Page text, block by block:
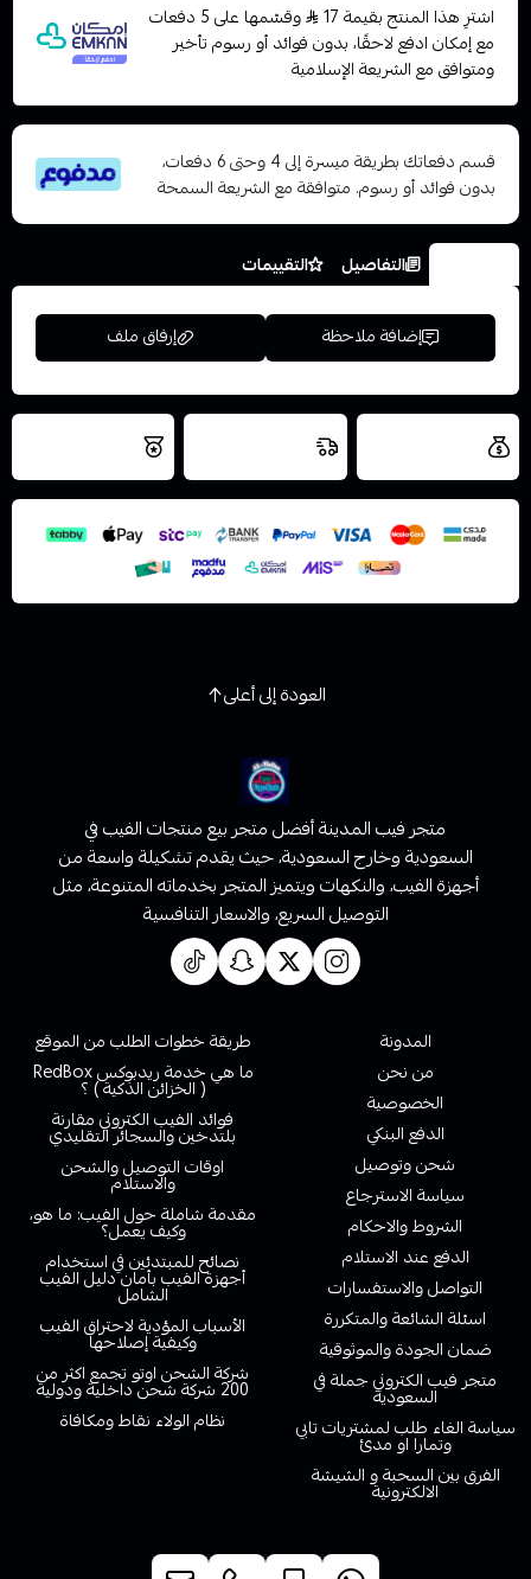
اشترِ هذا المنتج بقيمة 17
وقسّمها على 5 دفعات
مع إمكان ادفع لاحقًا، بدون فوائد أو رسوم تأخير
ومتوافق مع الشريعة الإسلامية
قسم دفعاتك بطريقة ميسرة إلى 4 وحتى 6 دفعات،
بدون فوائد أو رسوم. متوافقة مع الشريعة السمحة
التفاصيل التقييمات
إضافة ملاحظة إرفاق ملف
اسحب و افلت الملف هنا
استعراض
نتميز بلجودة
العودة إلى أعلى
متجر فيب المدينة أفضل متجر بيع منتجات الفيب في
السعودية وخارج السعودية، حيث يقدم تشكيلة واسعة من
أجهزة الفيب، والنكهات ويتميز المتجر بخدماته المتنوعة، مثل
التوصيل السريع، والاسعار التنافسية
المدونة
من نحن
الخصوصية
الدفع البنكي
شحن وتوصيل
سياسة الاسترجاع
الشروط والاحكام
الدفع عند الاستلام
التواصل والاستفسارات
اسئلة الشائعة والمتكررة
ضمان الجودة والموثوقية
متجر فيب الكتروني جملة في
السعودية
سياسة الغاء طلب لمشتريات تابي
وتمارا او مدئ
الفرق بين السحبة و الشيشة
الالكترونية
طريقة خطوات الطلب من الموقع
ما هي خدمة ريدبوكس RedBox
( الخزائن الذكية ) ؟
فوائد الفيب الكتروني مقارنة
بلتدخين والسجائر التقليدي
اوقات التوصيل والشحن
والاستلام
مقدمة شاملة حول الفيب: ما هو،
وكيف يعمل؟
نصائح للمبتدئين في استخدام
أجهزة الفيب بأمان دليل الفيب
الشامل
الأسباب المؤدية لاحتراق الفيب
وكيفية إصلاحها
شركة الشحن اوتو تجمع اكثر من
200 شركة شحن داخلية ودولية
نظام الولاء نقاط ومكافاة